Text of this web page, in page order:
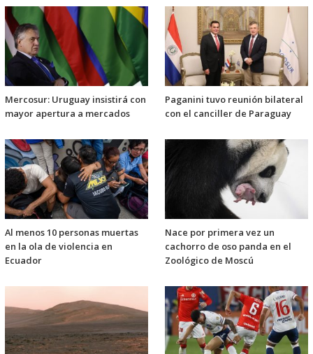
Mercosur: Uruguay insistirá con
mayor apertura a mercados
Paganini tuvo reunión bilateral
con el canciller de Paraguay
Al menos 10 personas muertas
en la ola de violencia en
Ecuador
Nace por primera vez un
cachorro de oso panda en el
Zoológico de Moscú